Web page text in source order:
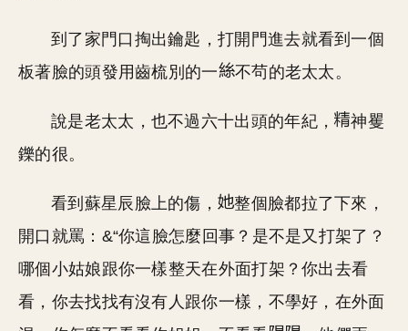
到了家門口掏出鑰匙，打開門進去就看到一個
板著臉的頭發用齒梳別的一
不茍的老太太。
說是老太太，也不過六十出頭的年紀，
神矍
鑠的很。
看到蘇星辰臉上的傷，
整個臉都拉了下來，
開口就罵：&“你這臉怎麼回事？是不是又打架了？
哪個小姑娘跟你一樣整天在外面打架？你出去看
看，你去找找有沒有人跟你一樣，不學好，在外面